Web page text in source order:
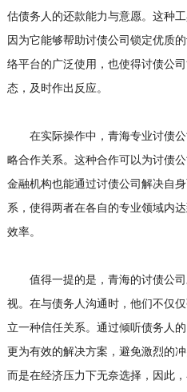
估债务人的还款能力与意愿。这种
因为它能够帮助讨债公司锁定优质
络平台的广泛使用，也使得讨债公
态，及时作出反应。
在实际操作中，青海专业讨债公
略合作关系。这种合作可以为讨债
金融机构也能通过讨债公司解决自
系，使得两者在各自的专业领域内
效率。
值得一提的是，青海的讨债公司
视。在与债务人沟通时，他们不仅
立一种信任关系。通过倾听债务人
更为有效的解决方案，避免激烈的
而是在经济压力下无奈选择，因此